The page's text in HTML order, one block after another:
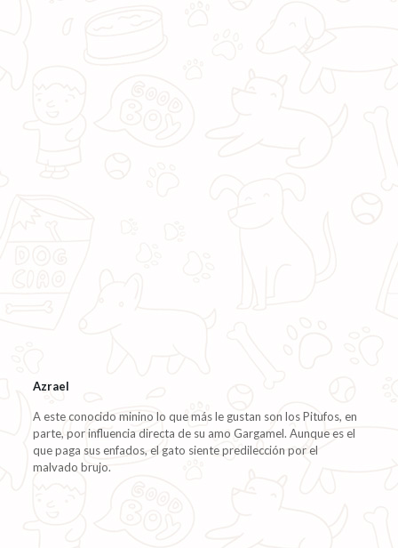
Azrael
A este conocido minino lo que más le gustan son los Pitufos, en
parte, por influencia directa de su amo Gargamel. Aunque es el
que paga sus enfados, el gato siente predilección por el
malvado brujo.